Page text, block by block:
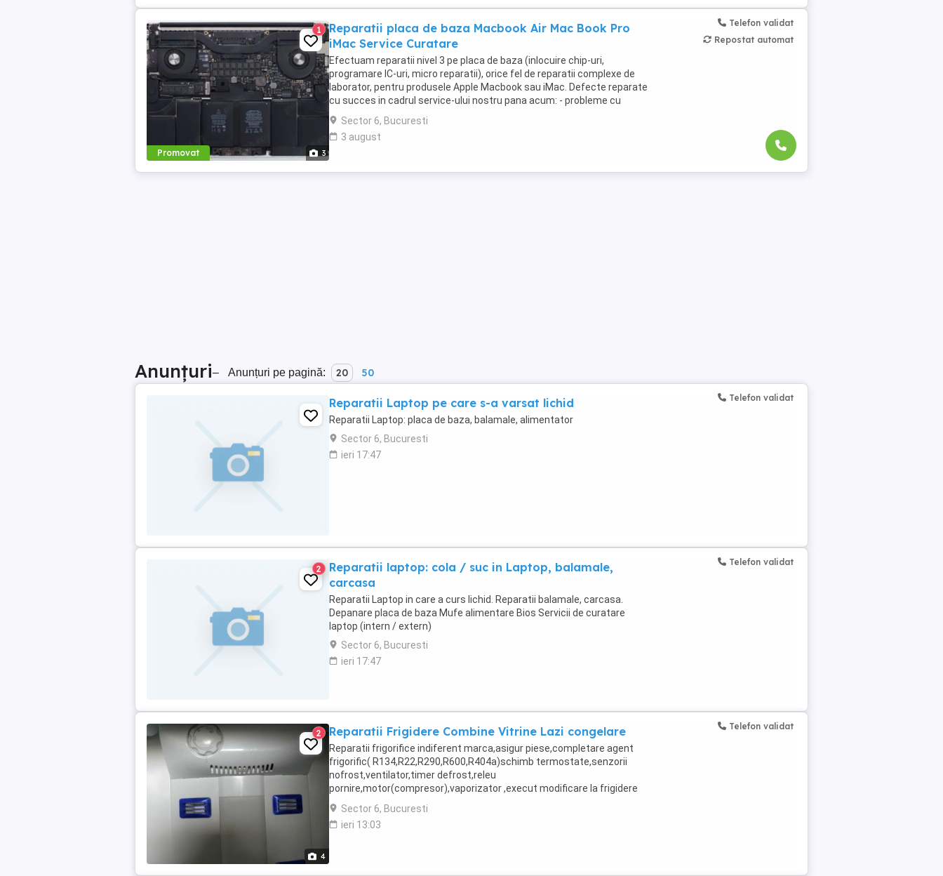
Promovat 3
1
Reparatii placa de baza Macbook Air Mac Book Pro
iMac Service Curatare
Efectuam reparatii nivel 3 pe placa de baza (inlocuire chip-uri,
programare IC-uri, micro reparatii), orice fel de reparatii complexe de
laborator, pentru produsele Apple Macbook sau iMac. Defecte reparate
cu succes in cadrul service-ului nostru pana acum: - probleme cu
afisarea pe display (nu afiseaza ...
Sector 6, Bucuresti
3 august
Telefon validat
Repostat automat
Anunțuri– Anunțuri pe pagină: 20 50
Reparatii Laptop pe care s-a varsat lichid
Reparatii Laptop: placa de baza, balamale, alimentator
Sector 6, Bucuresti
ieri 17:47
Telefon validat
2
Reparatii laptop: cola / suc in Laptop, balamale,
carcasa
Reparatii Laptop in care a curs lichid. Reparatii balamale, carcasa.
Depanare placa de baza Mufe alimentare Bios Servicii de curatare
laptop (intern / extern)
Sector 6, Bucuresti
ieri 17:47
Telefon validat
4
2 Reparatii Frigidere Combine Vitrine Lazi congelare
Reparatii frigorifice indiferent marca,asigur piese,completare agent
frigorific( R134,R22,R290,R600,R404a)schimb termostate,senzorii
nofrost,ventilator,timer defrost,releu
pornire,motor(compresor),vaporizator ,execut modificare la frigidere
cu pierderi de agent frigorific. Garantie pentru manopera si ...
Sector 6, Bucuresti
ieri 13:03
Telefon validat